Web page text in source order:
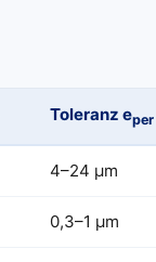
Toleranz eper
4–24 μm
0,3–1 μm